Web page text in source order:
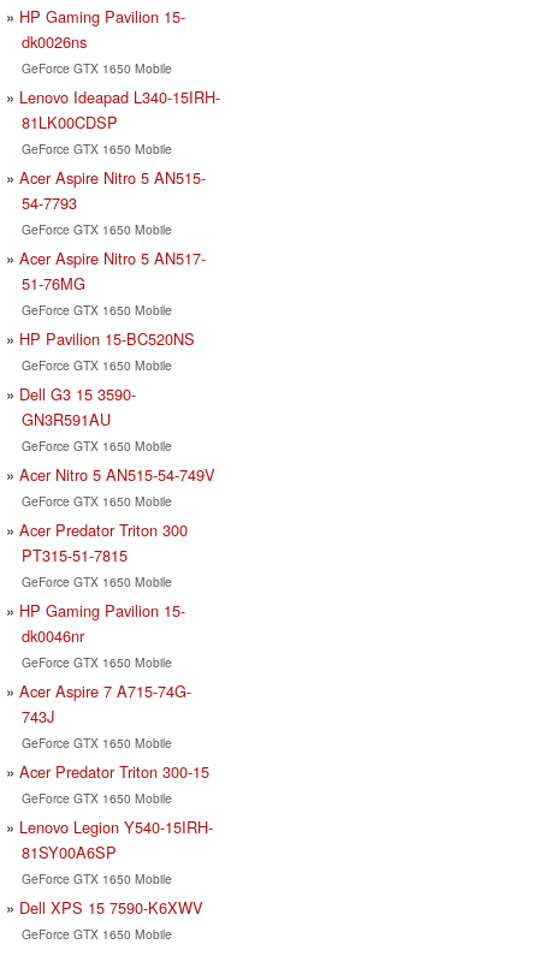
HP Gaming Pavilion 15-
dk0026ns
GeForce GTX 1650 Mobile
Lenovo Ideapad L340-15IRH-
81LK00CDSP
GeForce GTX 1650 Mobile
Acer Aspire Nitro 5 AN515-
54-7793
GeForce GTX 1650 Mobile
Acer Aspire Nitro 5 AN517-
51-76MG
GeForce GTX 1650 Mobile
HP Pavilion 15-BC520NS
GeForce GTX 1650 Mobile
Dell G3 15 3590-
GN3R591AU
GeForce GTX 1650 Mobile
Acer Nitro 5 AN515-54-749V
GeForce GTX 1650 Mobile
Acer Predator Triton 300
PT315-51-7815
GeForce GTX 1650 Mobile
HP Gaming Pavilion 15-
dk0046nr
GeForce GTX 1650 Mobile
Acer Aspire 7 A715-74G-
743J
GeForce GTX 1650 Mobile
Acer Predator Triton 300-15
GeForce GTX 1650 Mobile
Lenovo Legion Y540-15IRH-
81SY00A6SP
GeForce GTX 1650 Mobile
Dell XPS 15 7590-K6XWV
GeForce GTX 1650 Mobile